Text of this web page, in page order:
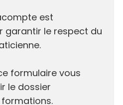
est
garantir le respect du
formulaire vous
le dossier